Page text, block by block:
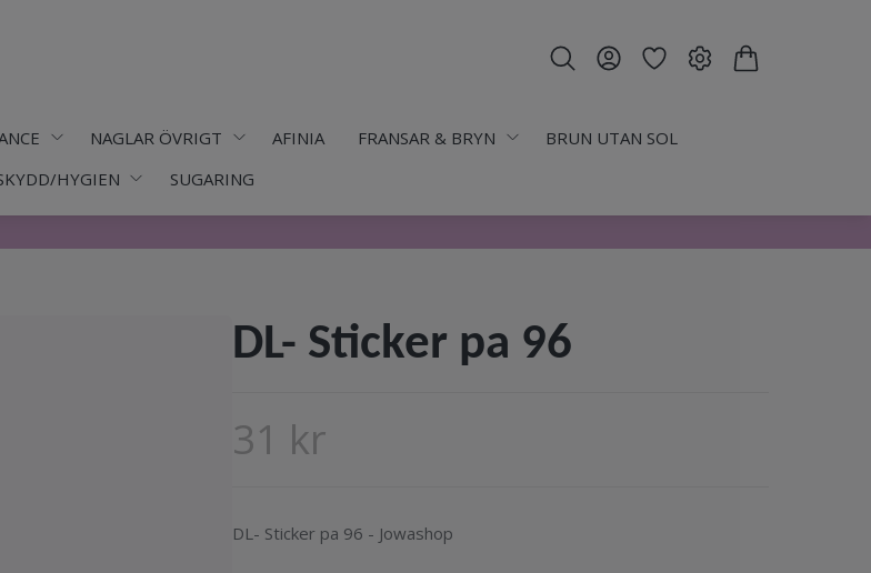
NAGLAR ÖVRIGT AFINIA FRANSAR & BRYN
BRUN UTAN SOL
HYGIEN
SUGARING
DL- Sticker pa 96
31 kr
DL- Sticker pa 96 - Jowashop